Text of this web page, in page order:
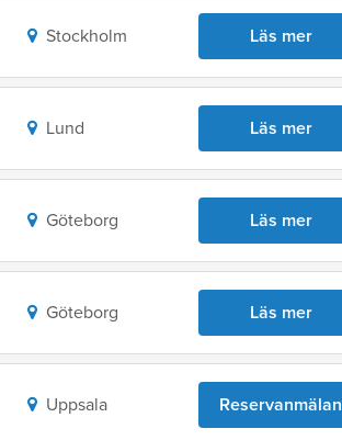
Stockholm Läs mer
Lund Läs mer
Göteborg Läs mer
Göteborg Läs mer
Uppsala Reservanmälan